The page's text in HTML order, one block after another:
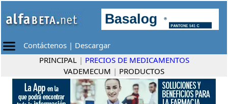
Contáctenos | Descargar
PRINCIPAL | PRECIOS DE MEDICAMENTOS
VADEMECUM | PRODUCTOS